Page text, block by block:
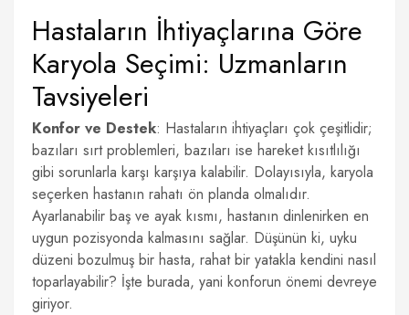
Hastaların İhtiyaçlarına Göre
Karyola Seçimi: Uzmanların
Tavsiyeleri
Konfor ve Destek: Hastaların ihtiyaçları çok çeşitlidir;
bazıları sırt problemleri, bazıları ise hareket kısıtlılığı
gibi sorunlarla karşı karşıya kalabilir. Dolayısıyla, karyola
seçerken hastanın rahatı ön planda olmalıdır.
Ayarlanabilir baş ve ayak kısmı, hastanın dinlenirken en
uygun pozisyonda kalmasını sağlar. Düşünün ki, uyku
düzeni bozulmuş bir hasta, rahat bir yatakla kendini nasıl
toparlayabilir? İşte burada, yani konforun önemi devreye
giriyor.